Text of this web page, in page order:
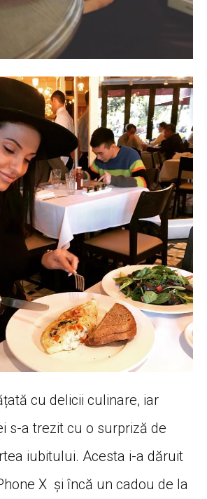
cu delicii culinare, iar
s-a trezit cu o surpriză de
iubitului. Acesta i-a dăruit
X și încă un cadou de la